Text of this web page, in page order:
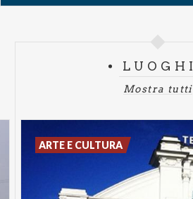
LUOGHI
Mostra tutti
ARTE E CULTURA